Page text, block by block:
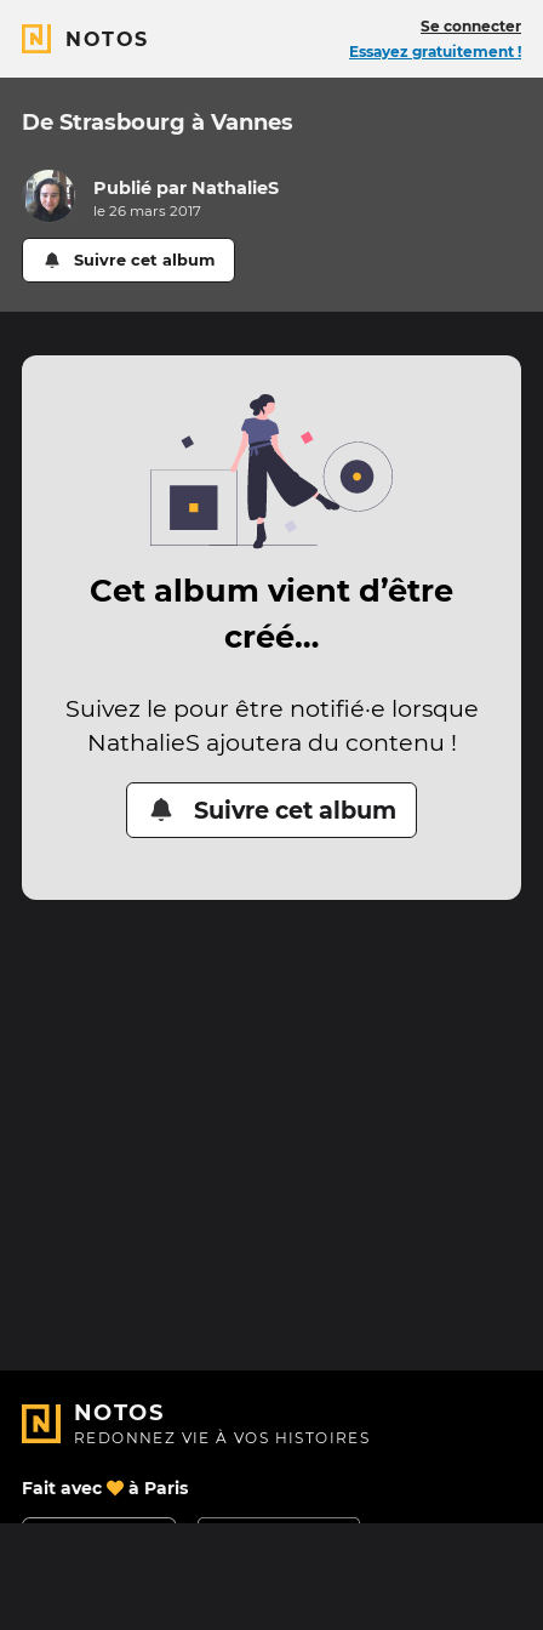
NOTOS
Se connecter
Essayez gratuitement !
De Strasbourg à Vannes
Publié par NathalieS
le 26 mars 2017
Suivre cet album
Cet album vient d’être
créé…
Suivez le pour être notifié·e lorsque
NathalieS ajoutera du contenu !
Suivre cet album
NOTOS
REDONNEZ VIE À VOS HISTOIRES
Fait avec à Paris